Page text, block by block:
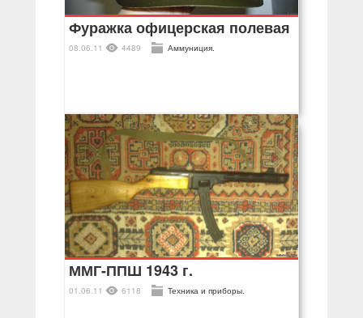
Фуражка офицерская полевая
08.06.11 4489 Аммуниция.
ММГ-ППШ 1943 г.
01.06.11 6118 Техника и приборы.